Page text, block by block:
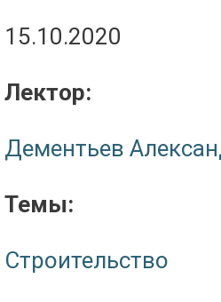
15.10.2020
Лектор:
Дементьев
Темы:
Строительство